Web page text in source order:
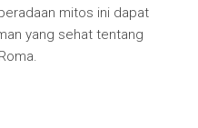
mitos ini dapat
yang sehat tentang